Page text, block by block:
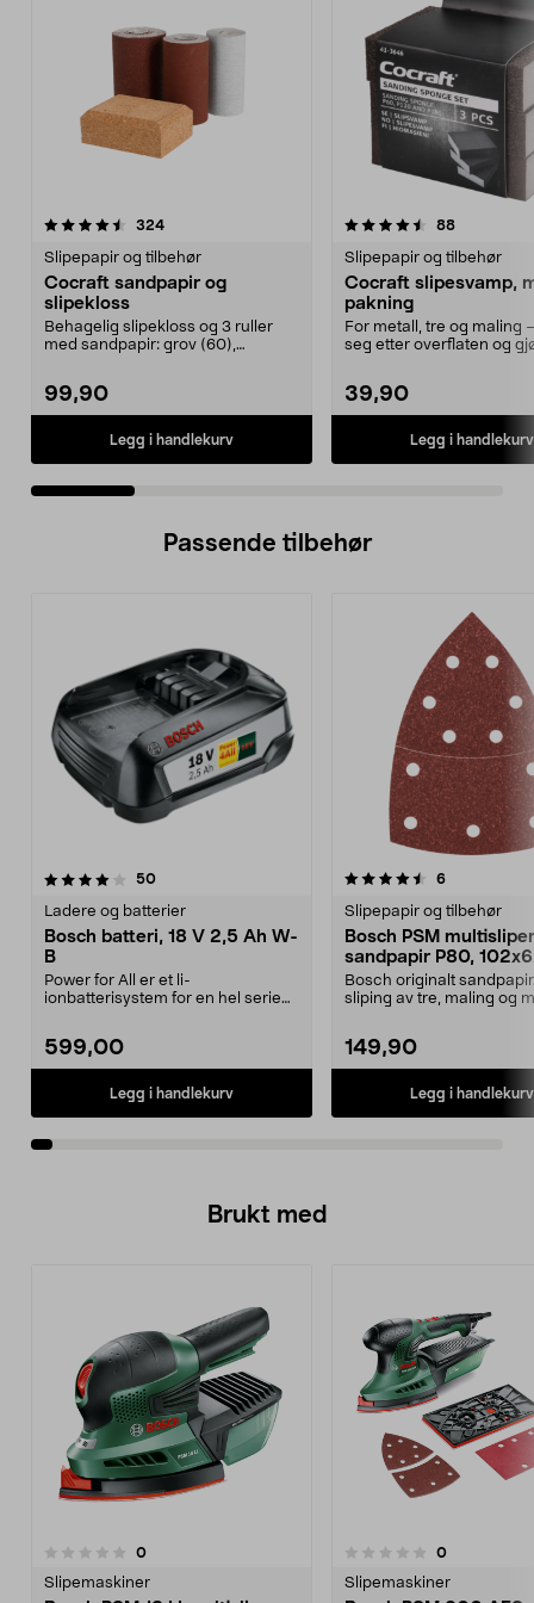
324anmeldelser
Slipepapir og tilbehør
Cocraft sandpapir og
slipekloss
Behagelig slipekloss og 3 ruller
med sandpapir: grov (60),
99,90
Legg i handlekurv
4.5 av 5 stjerner 88
Slipepapir og tilbehør
Cocraft slipesvamp,
pakning
For metall, tre og maling
seg etter overflaten og
39,90
Legg i handlekurv
4.5 av 5 stjerner
Passende tilbehør
50anmeldelser
Ladere og batterier
Bosch batteri, 18 V 2,5 Ah W-
B
Power for All er et li-
ionbatterisystem for en hel serie
599,00
Legg i handlekurv
4.5av 5 stjerner 6anmeldelser
Slipepapir og tilbehør
Bosch PSM multisliper
sandpapir P80,
mm, 10-pakning
Bosch originalt
sliping av tre, maling og
149,90
Legg i handlekurv
5.0av 5 stjerner
Brukt med
0anmeldelser
Slipemaskiner
0.0 av 5 stjerner 0anmeldelser
Slipemaskiner
0.0 av 5 stjerner